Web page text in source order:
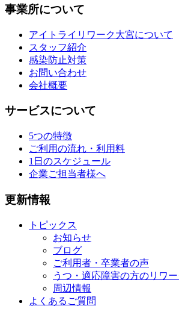
事業所について
アイトライリワーク大宮について
スタッフ紹介
感染防止対策
お問い合わせ
会社概要
サービスについて
5つの特徴
ご利用の流れ・利用料
1日のスケジュール
企業ご担当者様へ
更新情報
トピックス
お知らせ
ブログ
ご利用者・卒業者の声
うつ・適応障害の方のリワ
周辺情報
よくあるご質問